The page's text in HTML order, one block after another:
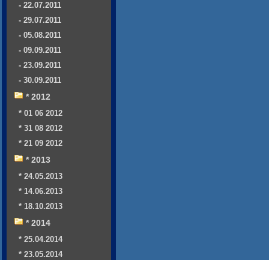
- 22.07.2011
- 29.07.2011
- 05.08.2011
- 09.09.2011
- 23.09.2011
- 30.09.2011
* 2012
* 01 06 2012
* 31 08 2012
* 21 09 2012
* 2013
* 24.05.2013
* 14.06.2013
* 18.10.2013
* 2014
* 25.04.2014
* 23.05.2014